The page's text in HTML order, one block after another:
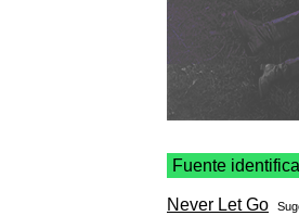
Fuente
Never Let Go